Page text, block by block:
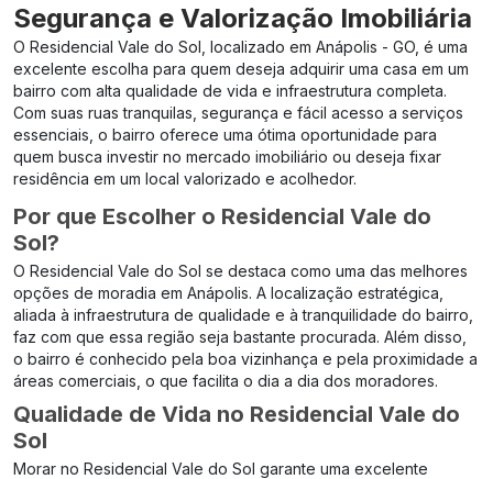
Segurança e Valorização Imobiliária
O Residencial Vale do Sol, localizado em Anápolis - GO, é uma
excelente escolha para quem deseja adquirir uma casa em um
bairro com alta qualidade de vida e infraestrutura completa.
Com suas ruas tranquilas, segurança e fácil acesso a serviços
essenciais, o bairro oferece uma ótima oportunidade para
quem busca investir no mercado imobiliário ou deseja fixar
residência em um local valorizado e acolhedor.
Por que Escolher o Residencial Vale do
Sol?
O Residencial Vale do Sol se destaca como uma das melhores
opções de moradia em Anápolis. A localização estratégica,
aliada à infraestrutura de qualidade e à tranquilidade do bairro,
faz com que essa região seja bastante procurada. Além disso,
o bairro é conhecido pela boa vizinhança e pela proximidade a
áreas comerciais, o que facilita o dia a dia dos moradores.
Qualidade de Vida no Residencial Vale do
Sol
Morar no Residencial Vale do Sol garante uma excelente